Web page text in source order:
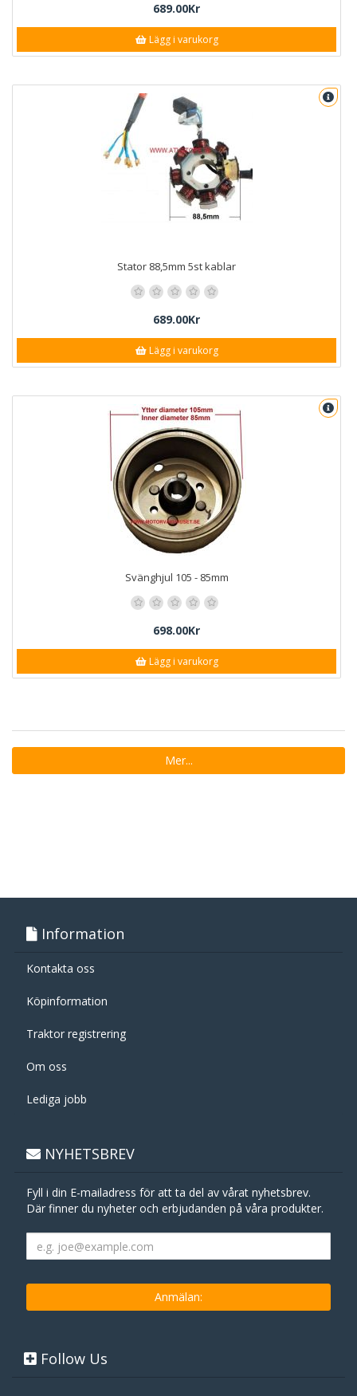
689.00Kr
Lägg i varukorg
Stator 88,5mm 5st kablar
689.00Kr
Lägg i varukorg
Svänghjul 105 - 85mm
698.00Kr
Lägg i varukorg
Mer...
Information
Kontakta oss
Köpinformation
Traktor registrering
Om oss
Lediga jobb
NYHETSBREV
Fyll i din E-mailadress för att ta del av vårat nyhetsbrev.
Där finner du nyheter och erbjudanden på våra produkter.
Follow Us